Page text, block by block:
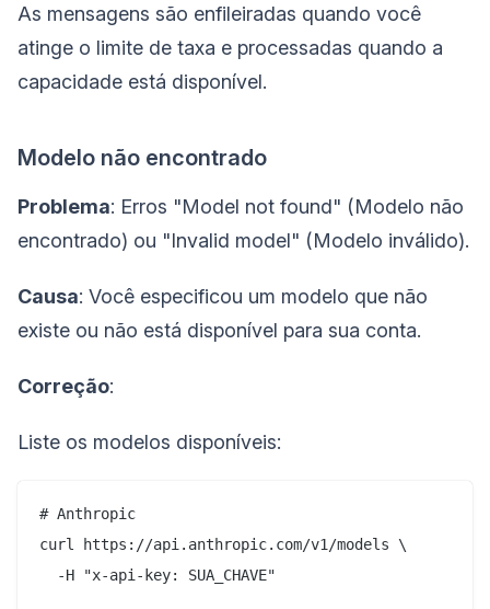
As mensagens são enfileiradas quando você
atinge o limite de taxa e processadas quando a
capacidade está disponível.
Modelo não encontrado
Problema: Erros "Model not found" (Modelo não
encontrado) ou "Invalid model" (Modelo inválido).
Causa: Você especificou um modelo que não
existe ou não está disponível para sua conta.
Correção:
Liste os modelos disponíveis:
# Anthropic
curl https://api.anthropic.com/v1/models \
  -H "x-api-key: SUA_CHAVE"